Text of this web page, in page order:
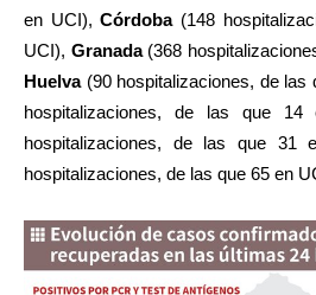
en UCI),Córdoba(148
UCI), Granada(368
Huelva(90 hospitalizaciones, de las
hospitalizaciones, de las que 14
hospitalizaciones, de las que
hospitalizaciones, de las que 65 en